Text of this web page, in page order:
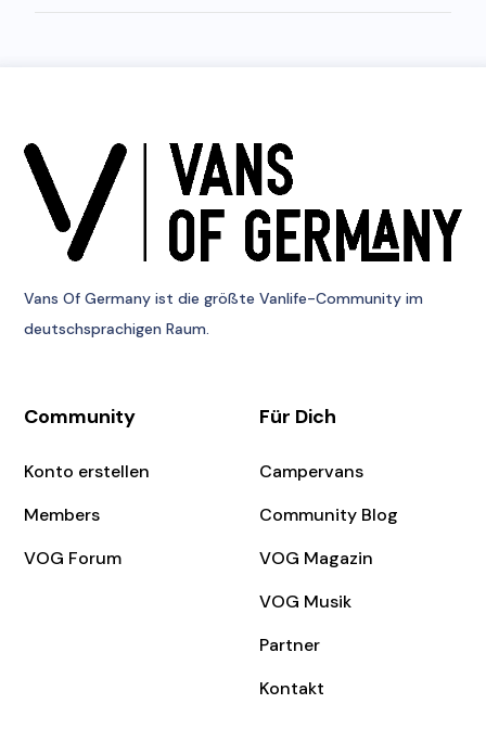
Vans Of Germany ist die größte Vanlife-Community im
deutschsprachigen Raum.
Community
Konto erstellen
Members
VOG Forum
Für Dich
Campervans
Community Blog
VOG Magazin
VOG Musik
Partner
Kontakt